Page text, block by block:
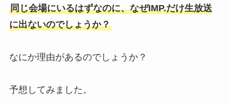
同じ会場にいるはずなのに、なぜIMP.だけ生放送
に出ないのでしょうか？
なにか理由があるのでしょうか？
予想してみました。